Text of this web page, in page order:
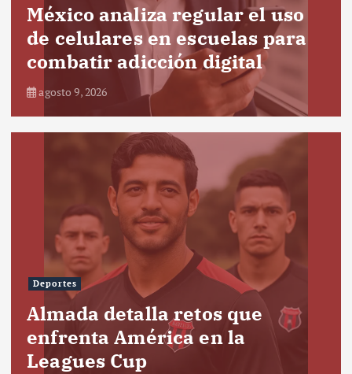
México analiza regular el uso
de celulares en escuelas para
combatir adicción digital
agosto 9, 2026
Deportes
Almada detalla retos que
enfrenta América en la
Leagues Cup